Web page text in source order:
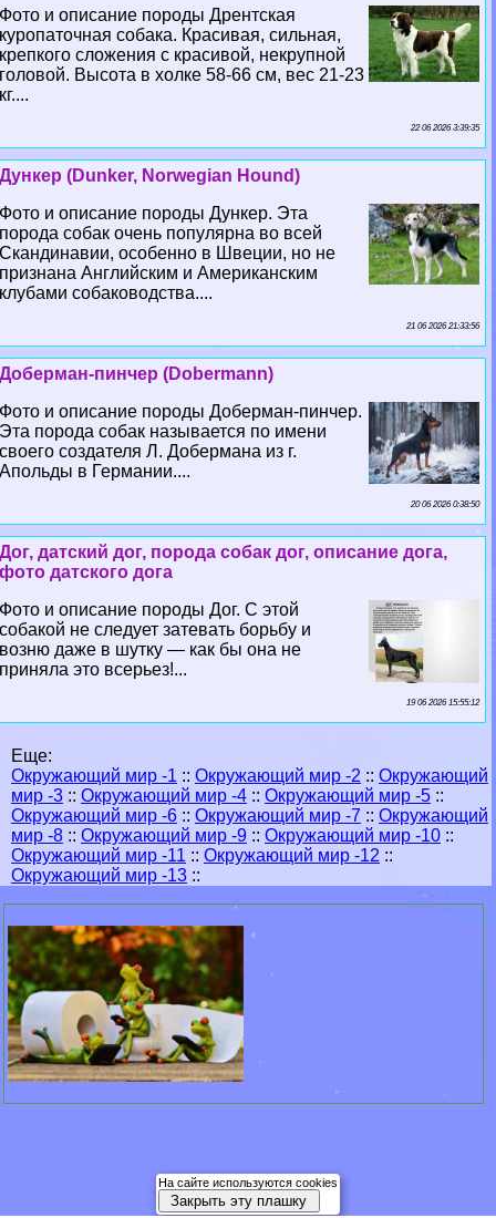
Фото и описание породы Дрентская
куропаточная собака. Красивая, сильная,
крепкого сложения с красивой, некрупной
головой. Высота в холке 58-66 см, вес 21-23
кг....
22 06 2026 3:39:35
Дункер (Dunker, Norwegian Hound)
Фото и описание породы Дункер. Эта
порода собак очень популярна во всей
Скандинавии, особенно в Швеции, но не
признана Английским и Американским
клубами собаководства....
21 06 2026 21:33:56
Доберман-пинчер (Dobermann)
Фото и описание породы Доберман-пинчер.
Эта порода собак называется по имени
своего создателя Л. Добермана из г.
Апольды в Германии....
20 06 2026 0:38:50
Дог, датский дог, порода собак дог, описание дога,
фото датского дога
Фото и описание породы Дог. С этой
собакой не следует затевать борьбу и
возню даже в шутку — как бы она не
приняла это всерьез!...
19 06 2026 15:55:12
Еще:
Окружающий мир -1 :: Окружающий мир -2 :: Окружающий
мир -3 :: Окружающий мир -4 :: Окружающий мир -5 ::
Окружающий мир -6 :: Окружающий мир -7 :: Окружающий
мир -8 :: Окружающий мир -9 :: Окружающий мир -10 ::
Окружающий мир -11 :: Окружающий мир -12 ::
Окружающий мир -13 ::
На сайте используются cookies
Закрыть эту плашку